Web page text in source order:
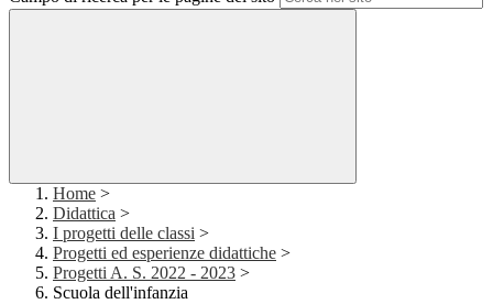
Home >
Didattica >
I progetti delle classi >
Progetti ed esperienze didattiche >
Progetti A. S. 2022 - 2023 >
Scuola dell'infanzia